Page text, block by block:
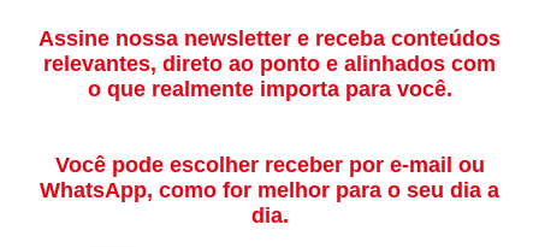
Assine nossa newsletter e receba conteúdos
relevantes, direto ao ponto e alinhados com
o que realmente importa para você.
Você pode escolher receber por e-mail ou
WhatsApp, como for melhor para o seu dia a
dia.